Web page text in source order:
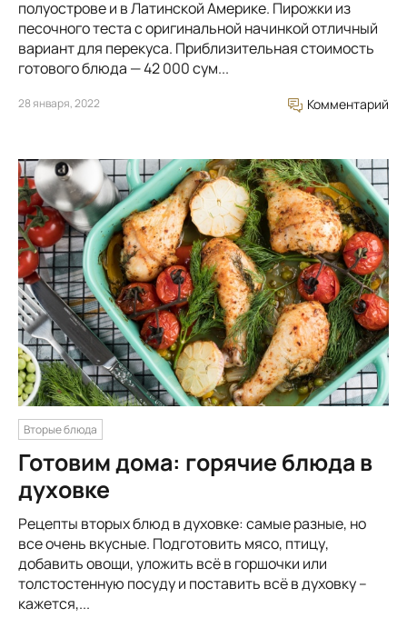
полуострове и в Латинской Америке. Пирожки из
песочного теста с оригинальной начинкой отличный
вариант для перекуса. Приблизительная стоимость
готового блюда — 42 000 сум...
28 января, 2022 Комментарий
Вторые блюда
Готовим дома: горячие блюда в
духовке
Рецепты вторых блюд в духовке: самые разные, но
все очень вкусные. Подготовить мясо, птицу,
добавить овощи, уложить всё в горшочки или
толстостенную посуду и поставить всё в духовку –
кажется,...